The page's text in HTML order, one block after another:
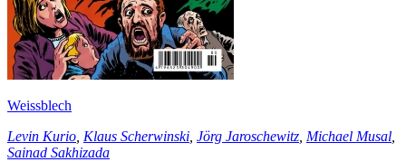
Weissblech
Levin Kurio, Klaus Scherwinski, Jörg Jaroschewitz, Michael Musal,
Sainad Sakhizada